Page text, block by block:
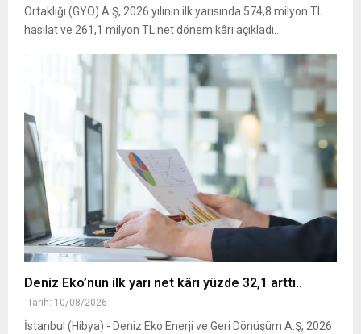
Ortaklığı (GYO) A.Ş, 2026 yılının ilk yarısında 574,8 milyon TL
hasılat ve 261,1 milyon TL net dönem kârı açıkladı...
Deniz Eko’nun ilk yarı net kârı yüzde 32,1 arttı..
Tarih: 10/08/2026
İstanbul (Hibya) - Deniz Eko Enerji ve Geri Dönüşüm A.Ş, 2026